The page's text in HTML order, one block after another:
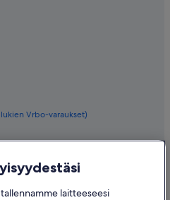
Vrbo-varaukset)
laitteeseesi